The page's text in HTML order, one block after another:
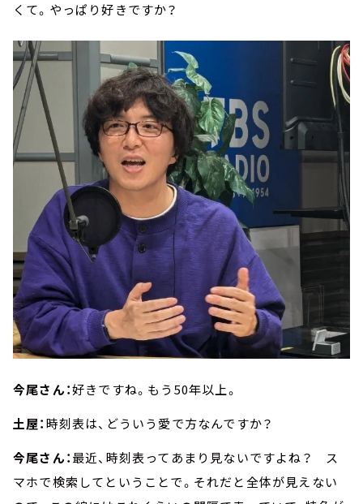
くて。やっぱり好きですか？
今尾さん：好きですね。もう50年以上。
土屋：時刻表は、どういう愛で方なんですか？
今尾さん：最近、時刻表ってあまり見ないですよね？ ス
マホで検索してということで。それだと全体が見えない